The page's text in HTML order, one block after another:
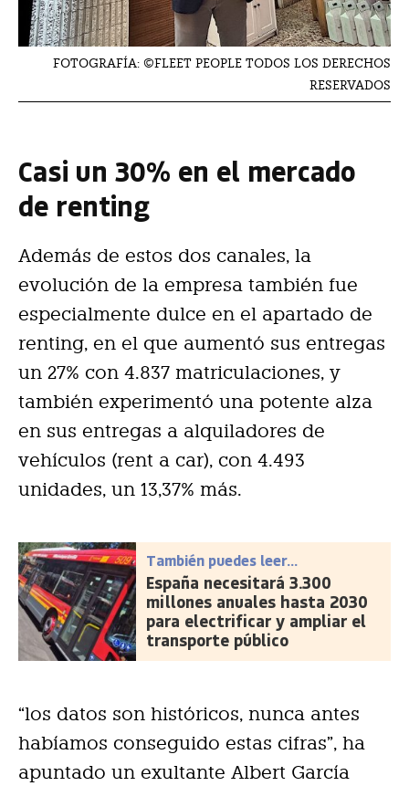
FOTOGRAFÍA: ©FLEET PEOPLE TODOS LOS DERECHOS
RESERVADOS
Casi un 30% en el mercado
de renting
Además de estos dos canales, la
evolución de la empresa también fue
especialmente dulce en el apartado de
renting, en el que aumentó sus entregas
un 27% con 4.837 matriculaciones, y
también experimentó una potente alza
en sus entregas a alquiladores de
vehículos (rent a car), con 4.493
unidades, un 13,37% más.
También puedes leer...
España necesitará 3.300
millones anuales hasta 2030
para electrificar y ampliar el
transporte público
“los datos son históricos, nunca antes
habíamos conseguido estas cifras”, ha
apuntado un exultante Albert García